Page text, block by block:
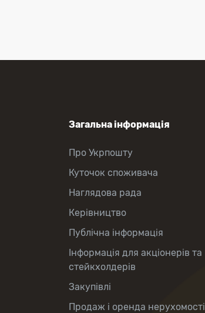
Загальна інформація
Про Укрпошту
Куточок споживача
Наглядова рада
Керівництво
Публічна інформація
Інформація для акціонерів та
стейкхолдерів
Закупівлі
Продаж і оренда нерухомості